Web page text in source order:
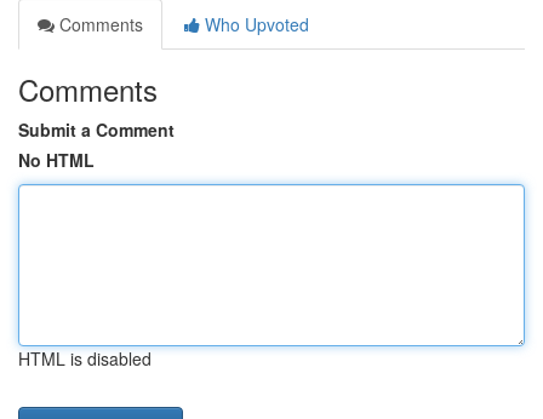
Comments
Who Upvoted
Comments
Submit a Comment
No HTML
HTML is disabled